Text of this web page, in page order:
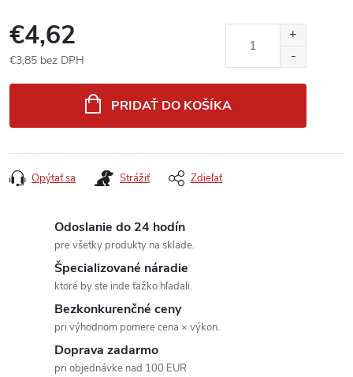
€4,62
€3,85 bez DPH
PRIDAŤ DO KOŠÍKA
Opýtať sa Strážiť Zdieľať
Odoslanie do 24 hodín
pre všetky produkty na sklade.
Špecializované náradie
ktoré by ste inde ťažko hľadali.
Bezkonkurenčné ceny
pri výhodnom pomere cena × výkon.
Doprava zadarmo
pri objednávke nad 100 EUR